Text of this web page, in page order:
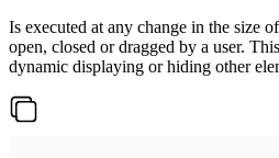
Is executed at any change in the size
open, closed or dragged by a user.
dynamic displaying or hiding other